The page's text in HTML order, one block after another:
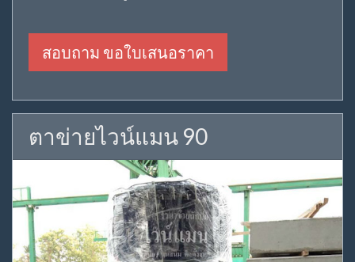
สอบถาม ขอใบเสนอราคา
ตาข่ายไวน์แมน 90